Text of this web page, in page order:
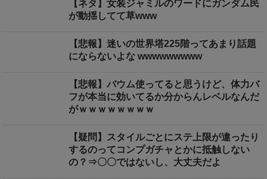
【ネタ】女装ジャミルのワードにガンダム民
が動揺してて草www
【悲報】迷いの世界塔225階ってあまり話題
にならないよな wwwwwwwww
【悲報】バウム使ってると思うけど、体力バ
フが本当に効いてるか分からんレベルなんだ
がｗｗｗｗｗｗｗｗ
【疑問】スタイルごとにステ上限が違ったり
するのってコンプガチャとかに抵触しない
の？⇒〇〇ではないし、大丈夫だよ